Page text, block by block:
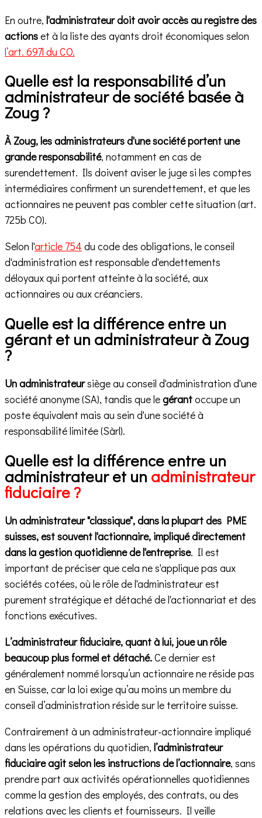
En outre, l'administrateur doit avoir accès au registre des
actionset à la liste des ayants droit économiques selon
l’art. 697l du CO.
Quelle est la responsabilité d’un
administrateur de société basée à
Zoug ?
À Zoug, les administrateurs d'une société portent une
grande responsabilité, notamment en cas de
surendettement. Ils doivent aviser le juge si les comptes
intermédiaires confirment un surendettement, et que les
actionnaires ne peuvent pas combler cette situation (art.
725b CO).
Selon l'article 754 du code des obligations, le conseil
d'administration est responsable d'endettements
déloyaux qui portent atteinte à la société, aux
actionnaires ou aux créanciers.
Quelle est la différence entre un
gérant et un administrateur à Zoug
?
Un administrateursiège au conseil d'administration d'une
société anonyme (SA), tandis que legérantoccupe un
poste équivalent mais au sein d'une société à
responsabilité limitée (Sàrl).
Quelle est la différence entre un
administrateur et un administrateur
fiduciaire ?
Un administrateur "classique", dans la plupart des PME
suisses, est souvent l'actionnaire, impliqué directement
dans la gestion quotidienne de l'entreprise. Il est
important de préciser que cela ne s'applique pas aux
sociétés cotées, où le rôle de l'administrateur est
purement stratégique et détaché de l'actionnariat et des
fonctions exécutives.
L’administrateur fiduciaire, quant à lui, joue un rôle
beaucoup plus formel et détaché.Ce dernier est
généralement nommé lorsqu’un actionnaire ne réside pas
en Suisse, car la loi exige qu’au moins un membre du
conseil d’administration réside sur le territoire suisse.
Contrairement à un administrateur-actionnaire impliqué
dans les opérations du quotidien, l’administrateur
fiduciaire agit selon les instructions de l’actionnaire, sans
prendre part aux activités opérationnelles quotidiennes
comme la gestion des employés, des contrats, ou des
relations avec les clients et fournisseurs. Il veille